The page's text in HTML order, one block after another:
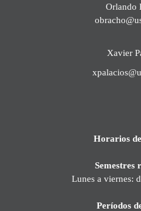
Orlando
Xavier
Horarios
Semestres
Lunes a viernes:
Períodos